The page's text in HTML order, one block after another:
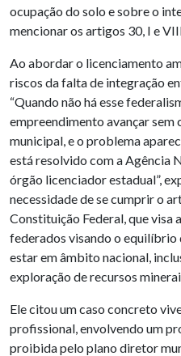
ocupação do solo e sobre o
mencionar os artigos 30, I e
Ao abordar o licenciamento
riscos da falta de integração
“Quando não há esse
empreendimento avançar sem
municipal, e o problema
está resolvido com a Agência
órgão licenciador estadual”,
necessidade de se cumprir o
Constituição Federal, que visa
federados visando o
estar em âmbito nacional,
exploração de recursos
Ele citou um caso concreto
profissional, envolvendo um
proibida pelo plano diretor